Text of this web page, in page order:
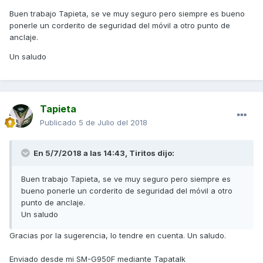
Buen trabajo Tapieta, se ve muy seguro pero siempre es bueno
ponerle un corderito de seguridad del móvil a otro punto de
anclaje.
Un saludo
Tapieta
Publicado 5 de Julio del 2018
En 5/7/2018 a las 14:43, Tiritos dijo:
Buen trabajo Tapieta, se ve muy seguro pero siempre es
bueno ponerle un corderito de seguridad del móvil a otro
punto de anclaje.
Un saludo
Gracias por la sugerencia, lo tendre en cuenta. Un saludo.
Enviado desde mi SM-G950F mediante Tapatalk